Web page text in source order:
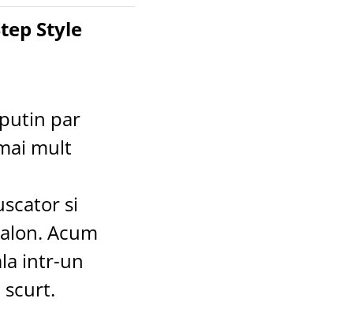
Style
par
mult
si
Acum
intr-un